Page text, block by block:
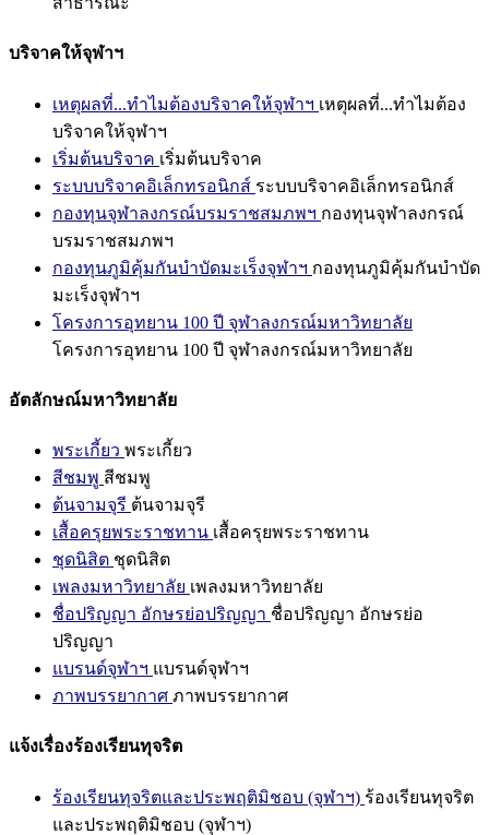
บริจาคให้จุฬาฯ
เหตุผลที่...ทำไมต้องบริจาคให้จุฬาฯ เหตุผลที่...ทำไมต้อง
บริจาคให้จุฬาฯ
เริ่มต้นบริจาค เริ่มต้นบริจาค
ระบบบริจาคอิเล็กทรอนิกส์ ระบบบริจาคอิเล็กทรอนิกส์
กองทุนจุฬาลงกรณ์บรมราชสมภพฯ กองทุนจุฬาลงกรณ์
บรมราชสมภพฯ
กองทุนภูมิคุ้มกันบำบัดมะเร็งจุฬาฯ กองทุนภูมิคุ้มกันบำบัด
มะเร็งจุฬาฯ
โครงการอุทยาน 100 ปี จุฬาลงกรณ์มหาวิทยาลัย
โครงการอุทยาน 100 ปี จุฬาลงกรณ์มหาวิทยาลัย
อัตลักษณ์มหาวิทยาลัย
พระเกี้ยว พระเกี้ยว
สีชมพู สีชมพู
ต้นจามจุรี ต้นจามจุรี
เสื้อครุยพระราชทาน เสื้อครุยพระราชทาน
ชุดนิสิต ชุดนิสิต
เพลงมหาวิทยาลัย เพลงมหาวิทยาลัย
ชื่อปริญญา อักษรย่อปริญญา ชื่อปริญญา อักษรย่อ
ปริญญา
แบรนด์จุฬาฯ แบรนด์จุฬาฯ
ภาพบรรยากาศ ภาพบรรยากาศ
แจ้งเรื่องร้องเรียนทุจริต
ร้องเรียนทุจริตและประพฤติมิชอบ (จุฬาฯ) ร้องเรียนทุจริต
และประพฤติมิชอบ (จุฬาฯ)